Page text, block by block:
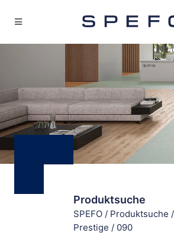
Produktsuche
SPEFO / Produktsuche /
Prestige / 090